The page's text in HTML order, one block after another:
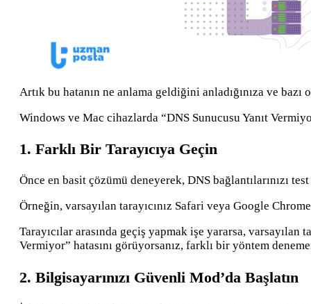
Artık bu hatanın ne anlama geldiğini anladığınıza ve
Windows ve Mac cihazlarda “DNS Sunucusu Yanıt
1. Farklı Bir Tarayıcıya Geçin
Önce en basit çözümü deneyerek, DNS bağlantılarınızı
Örneğin, varsayılan tarayıcınız Safari veya Google
Tarayıcılar arasında geçiş yapmak işe yararsa,
Vermiyor” hatasını görüyorsanız, farklı bir yöntem
2. Bilgisayarınızı Güvenli Mod’da Başlatın